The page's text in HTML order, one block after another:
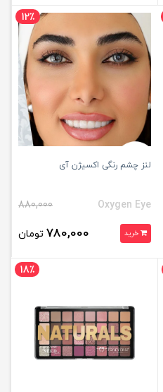
12٪
لنز چشم رنگی اکسیژن آی
Oxygen Eye
880,000
خرید 780,000 تومان
18٪